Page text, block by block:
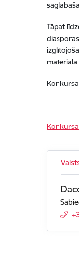
Tāpat